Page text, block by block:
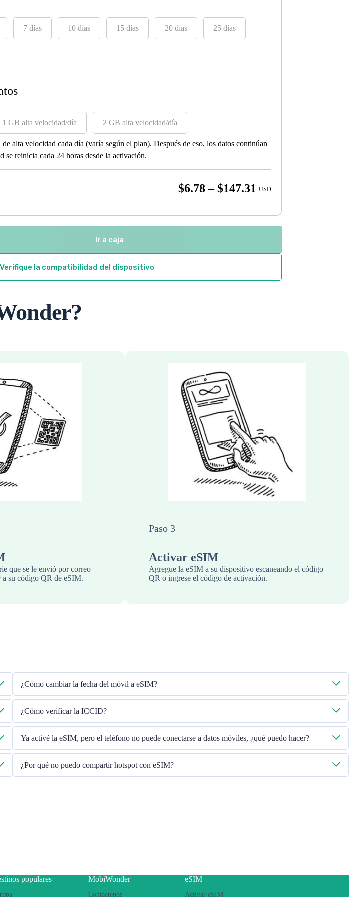
7 días 10 días 15 días 20 días 25 días
1 GB alta velocidad/día 2 GB alta velocidad/día
alta velocidad cada día (varía según el plan). Después de eso, los datos continúan
se reinicia cada 24 horas desde la activación.
$6.78 – $147.31 Price
$6.78
through
USD
Ir a caja
Verifique la compatibilidad del dispositivo
que se le envió por correo
a su código QR de eSIM.
Paso 3
Activar eSIM
Agregue la eSIM a su dispositivo escaneando el código
QR o ingrese el código de activación.
¿Cómo cambiar la fecha del móvil a eSIM?
línea". Si el problema persiste, póngase en contacto con nuestro equipo de Atención al Cliente.
¿Cómo verificar la ICCID?
Ya activé la eSIM, pero el teléfono no puede conectarse a datos móviles, ¿qué puedo hacer?
¿Por qué no puedo compartir hotspot con eSIM?
teléfono.
Si el problema persiste, póngase en contacto con nuestro equipo de Atención al Cliente.
populares MobiWonder
Contáctenos
eSIM
Activar eSIM